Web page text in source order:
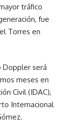
tráfico
fue
Torres en
será
meses en
Civil (IDAC),
Internacional